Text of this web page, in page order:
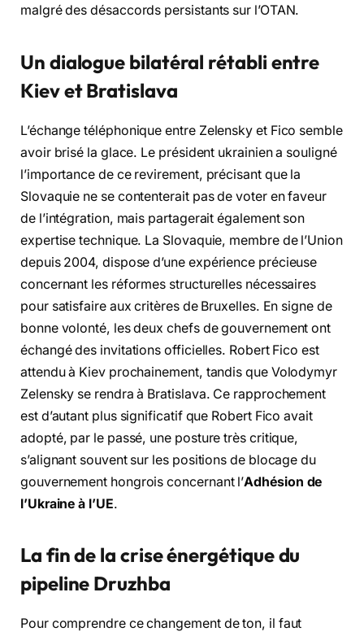
malgré des désaccords persistants sur l’OTAN.
Un dialogue bilatéral rétabli entre
Kiev et Bratislava
L’échange téléphonique entre Zelensky et Fico semble
avoir brisé la glace. Le président ukrainien a souligné
l’importance de ce revirement, précisant que la
Slovaquie ne se contenterait pas de voter en faveur
de l’intégration, mais partagerait également son
expertise technique. La Slovaquie, membre de l’Union
depuis 2004, dispose d’une expérience précieuse
concernant les réformes structurelles nécessaires
pour satisfaire aux critères de Bruxelles. En signe de
bonne volonté, les deux chefs de gouvernement ont
échangé des invitations officielles. Robert Fico est
attendu à Kiev prochainement, tandis que Volodymyr
Zelensky se rendra à Bratislava. Ce rapprochement
est d’autant plus significatif que Robert Fico avait
adopté, par le passé, une posture très critique,
s’alignant souvent sur les positions de blocage du
gouvernement hongrois concernant l’Adhésion de
l’Ukraine à l’UE.
La fin de la crise énergétique du
pipeline Druzhba
Pour comprendre ce changement de ton, il faut